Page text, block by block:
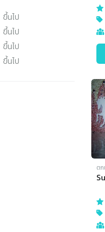
ขึ้นไป
ขึ้นไป
ขึ้นไป
ขึ้นไป
ต